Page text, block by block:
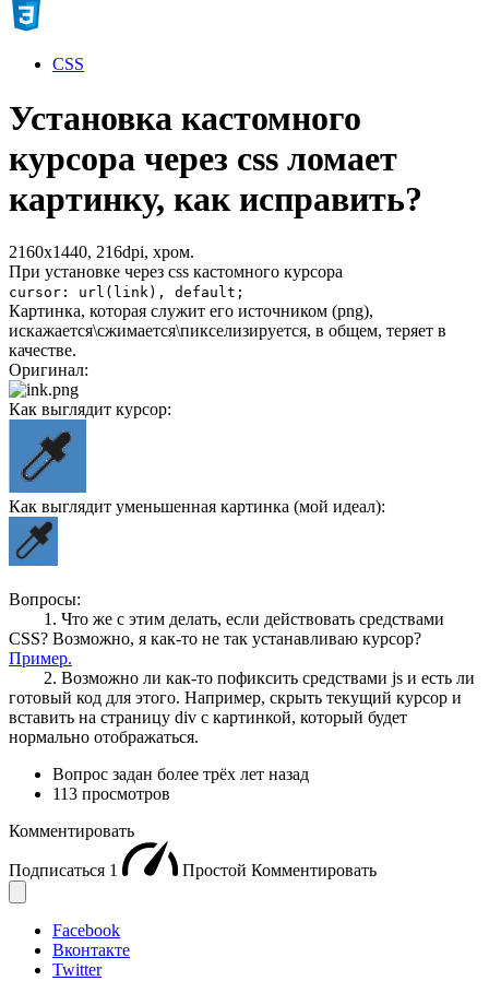
CSS
Установка кастомного
курсора через css ломает
картинку, как исправить?
2160х1440, 216dpi, хром.
При установке через css кастомного курсора
cursor: url(link), default;
Картинка, которая служит его источником (png),
искажается\сжимается\пикселизируется, в общем, теряет в
качестве.
Оригинал:
Как выглядит курсор:
Как выглядит уменьшенная картинка (мой идеал):
Вопросы:
1. Что же с этим делать, если действовать средствами
CSS? Возможно, я как-то не так устанавливаю курсор?
Пример.
2. Возможно ли как-то пофиксить средствами js и есть ли
готовый код для этого. Например, скрыть текущий курсор и
вставить на страницу div с картинкой, который будет
нормально отображаться.
Вопрос задан более трёх лет назад
113 просмотров
Комментировать
Подписаться 1 Простой Комментировать
Facebook
Вконтакте
Twitter